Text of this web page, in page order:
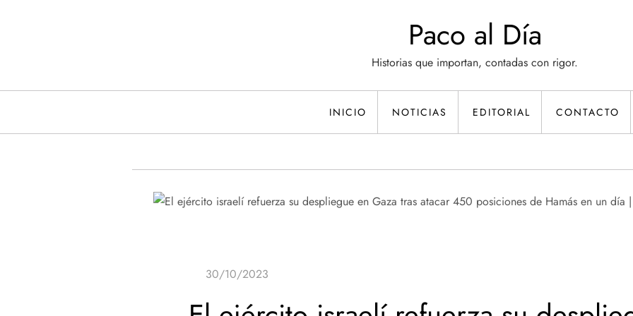
Paco al Día
Historias que importan, contadas con rigor.
INICIO NOTICIAS EDITORIAL CONTACTO